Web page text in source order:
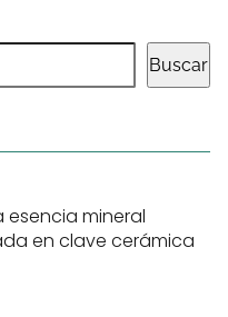
Buscar
esencia mineral
en clave cerámica